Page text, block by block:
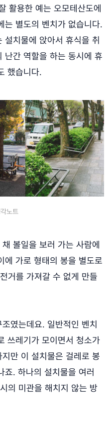
활용한 예는 오모테산도에
는 별도의 벤치가 없습니다.
치물에 앉아서 휴식을 취
난간 역할을 하는 동시에 휴
했습니다.
노트
볼일을 보러 가는 사람에
에 가로 형태의 봉을 별도로
거를 가져갈 수 없게 만들
였는데요. 일반적인 벤치
쓰레기가 모이면서 청소가
만 이 설치물은 걸레로 봉
죠. 하나의 설치물을 여러
의 미관을 해치지 않는 방